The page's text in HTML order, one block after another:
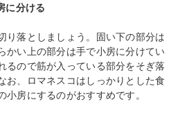
に分ける
り落としましょう。固い下の部分は
かい上の部分は手で小房に分けてい
るので筋が入っている部分をそぎ落
お、ロマネスコはしっかりとした食
房にするのがおすすめです。